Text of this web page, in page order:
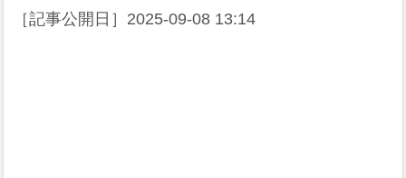
［記事公開日］ 2025-09-08 13:14